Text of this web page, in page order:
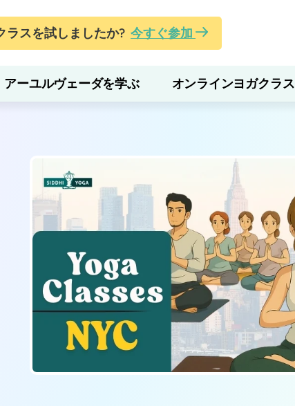
ラスを試しましたか? 今すぐ参加
アーユルヴェーダを学ぶ オンラインヨガクラス